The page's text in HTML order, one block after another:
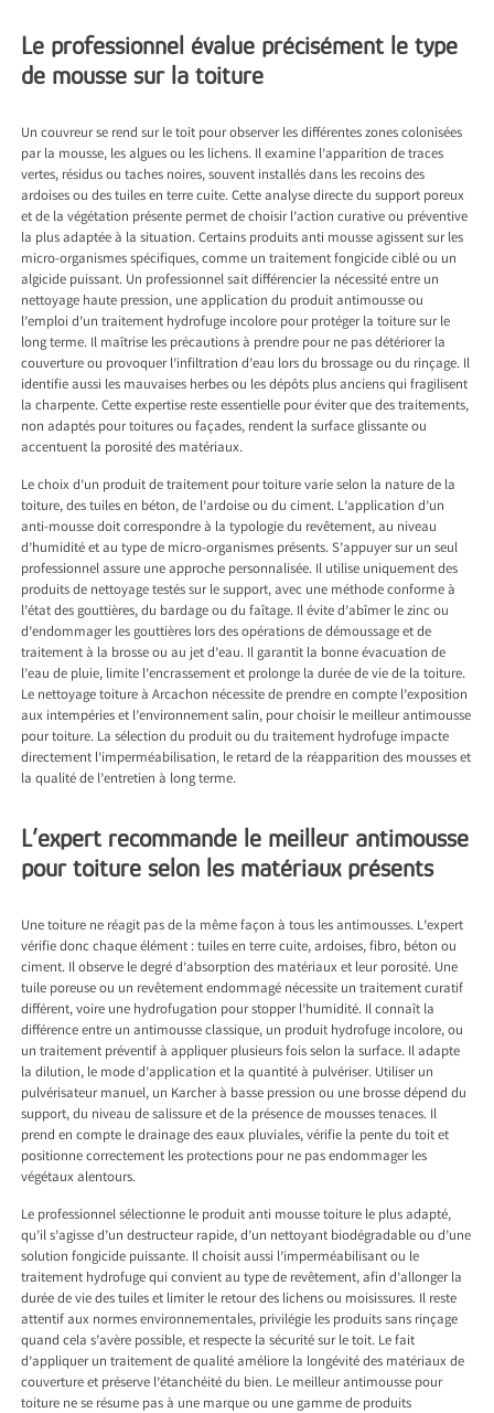
Le professionnel évalue précisément le type
de mousse sur la toiture
Un couvreur se rend sur le toit pour observer les différentes zones colonisées
par la mousse, les algues ou les lichens. Il examine l’apparition de traces
vertes, résidus ou taches noires, souvent installés dans les recoins des
ardoises ou des tuiles en terre cuite. Cette analyse directe du support poreux
et de la végétation présente permet de choisir l’action curative ou préventive
la plus adaptée à la situation. Certains produits anti mousse agissent sur les
micro-organismes spécifiques, comme un traitement fongicide ciblé ou un
algicide puissant. Un professionnel sait différencier la nécessité entre un
nettoyage haute pression, une application du produit antimousse ou
l’emploi d’un traitement hydrofuge incolore pour protéger la toiture sur le
long terme. Il maîtrise les précautions à prendre pour ne pas détériorer la
couverture ou provoquer l’infiltration d’eau lors du brossage ou du rinçage. Il
identifie aussi les mauvaises herbes ou les dépôts plus anciens qui fragilisent
la charpente. Cette expertise reste essentielle pour éviter que des traitements,
non adaptés pour toitures ou façades, rendent la surface glissante ou
accentuent la porosité des matériaux.
Le choix d’un produit de traitement pour toiture varie selon la nature de la
toiture, des tuiles en béton, de l’ardoise ou du ciment. L’application d’un
anti-mousse doit correspondre à la typologie du revêtement, au niveau
d’humidité et au type de micro-organismes présents. S’appuyer sur un seul
professionnel assure une approche personnalisée. Il utilise uniquement des
produits de nettoyage testés sur le support, avec une méthode conforme à
l’état des gouttières, du bardage ou du faîtage. Il évite d’abîmer le zinc ou
d’endommager les gouttières lors des opérations de démoussage et de
traitement à la brosse ou au jet d’eau. Il garantit la bonne évacuation de
l’eau de pluie, limite l’encrassement et prolonge la durée de vie de la toiture.
Le nettoyage toiture à Arcachon nécessite de prendre en compte l’exposition
aux intempéries et l’environnement salin, pour choisir le meilleur antimousse
pour toiture. La sélection du produit ou du traitement hydrofuge impacte
directement l’imperméabilisation, le retard de la réapparition des mousses et
la qualité de l’entretien à long terme.
L’expert recommande le meilleur antimousse
pour toiture selon les matériaux présents
Une toiture ne réagit pas de la même façon à tous les antimousses. L’expert
vérifie donc chaque élément : tuiles en terre cuite, ardoises, fibro, béton ou
ciment. Il observe le degré d’absorption des matériaux et leur porosité. Une
tuile poreuse ou un revêtement endommagé nécessite un traitement curatif
différent, voire une hydrofugation pour stopper l’humidité. Il connaît la
différence entre un antimousse classique, un produit hydrofuge incolore, ou
un traitement préventif à appliquer plusieurs fois selon la surface. Il adapte
la dilution, le mode d’application et la quantité à pulvériser. Utiliser un
pulvérisateur manuel, un Karcher à basse pression ou une brosse dépend du
support, du niveau de salissure et de la présence de mousses tenaces. Il
prend en compte le drainage des eaux pluviales, vérifie la pente du toit et
positionne correctement les protections pour ne pas endommager les
végétaux alentours.
Le professionnel sélectionne le produit anti mousse toiture le plus adapté,
qu’il s’agisse d’un destructeur rapide, d’un nettoyant biodégradable ou d’une
solution fongicide puissante. Il choisit aussi l’imperméabilisant ou le
traitement hydrofuge qui convient au type de revêtement, afin d’allonger la
durée de vie des tuiles et limiter le retour des lichens ou moisissures. Il reste
attentif aux normes environnementales, privilégie les produits sans rinçage
quand cela s’avère possible, et respecte la sécurité sur le toit. Le fait
d’appliquer un traitement de qualité améliore la longévité des matériaux de
couverture et préserve l’étanchéité du bien. Le meilleur antimousse pour
toiture ne se résume pas à une marque ou une gamme de produits